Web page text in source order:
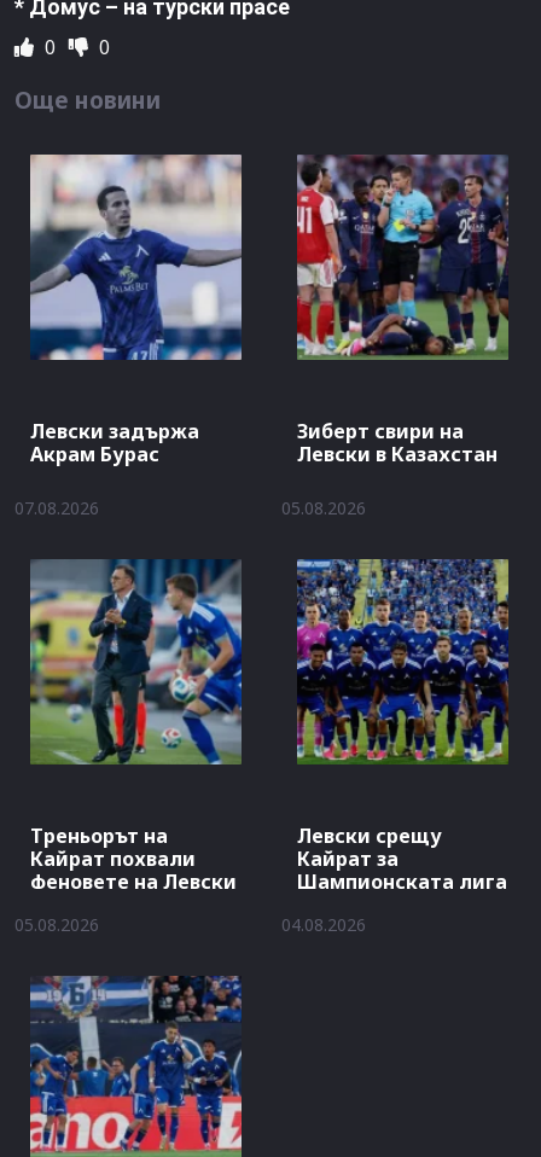
* Домус – на турски прасе
0 0
Още новини
Левски задържа
Акрам Бурас
07.08.2026
Зиберт свири на
Левски в Казахстан
05.08.2026
Треньорът на
Кайрат похвали
феновете на Левски
05.08.2026
Левски срещу
Кайрат за
Шампионската лига
04.08.2026